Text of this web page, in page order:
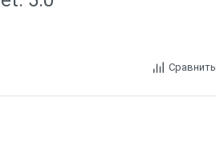
Сравнить